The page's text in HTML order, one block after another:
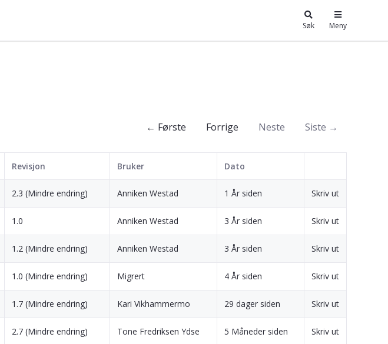
Søk Meny
← Første Forrige Neste Siste →
Revisjon Bruker Dato
2.3 (Mindre endring) Anniken Westad 1 År siden Skriv ut
1.0 Anniken Westad 3 År siden Skriv ut
1.2 (Mindre endring) Anniken Westad 3 År siden Skriv ut
1.0 (Mindre endring) Migrert 4 År siden Skriv ut
1.7 (Mindre endring) Kari Vikhammermo 29 dager siden Skriv ut
2.7 (Mindre endring) Tone Fredriksen Ydse 5 Måneder siden Skriv ut